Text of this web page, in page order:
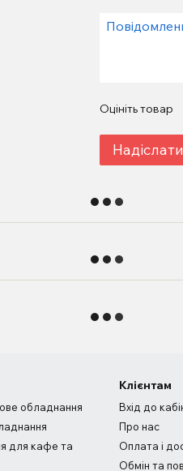
Оцініть товар
Надіслати
обладнання
для кафе та
Клієнтам
Вхід до
Про нас
Оплата і
Обмін та